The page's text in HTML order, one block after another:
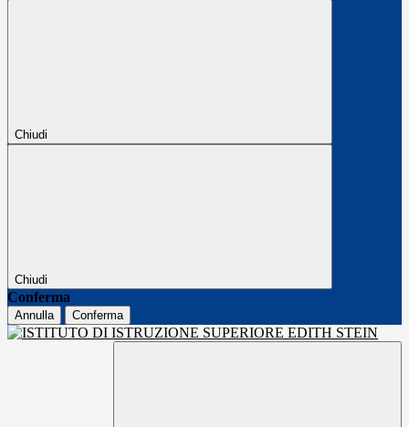
Chiudi
Chiudi
Conferma
Annulla Conferma